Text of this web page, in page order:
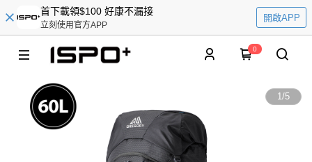
首下載領$100 好康不漏接
立刻使用官方APP
開啟APP
0
1/5